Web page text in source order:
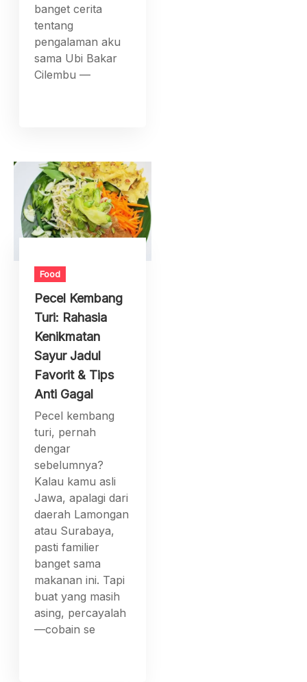
banget cerita
tentang
pengalaman aku
sama Ubi Bakar
Cilembu —
Food
Pecel Kembang
Turi: Rahasia
Kenikmatan
Sayur Jadul
Favorit & Tips
Anti Gagal
Pecel kembang
turi, pernah
dengar
sebelumnya?
Kalau kamu asli
Jawa, apalagi dari
daerah Lamongan
atau Surabaya,
pasti familier
banget sama
makanan ini. Tapi
buat yang masih
asing, percayalah
—cobain se